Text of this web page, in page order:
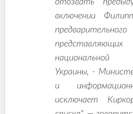
отозвать
включении
национальной
Украины, -
и
исключает